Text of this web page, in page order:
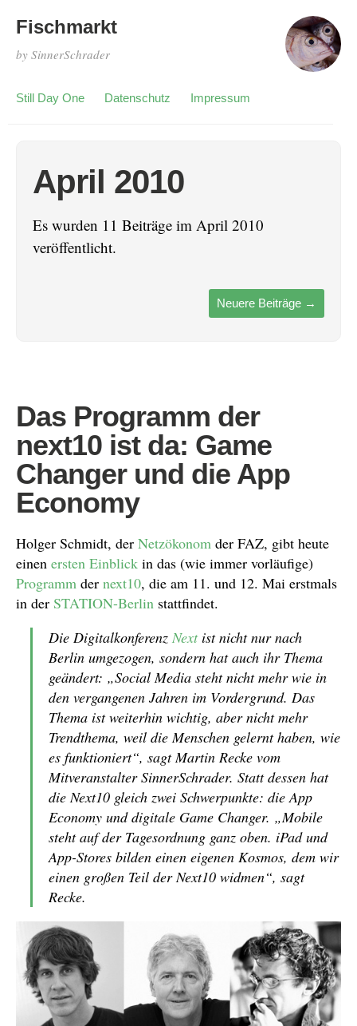
Fischmarkt
by SinnerSchrader
Still Day One Datenschutz Impressum
April 2010
Es wurden 11 Beiträge im April 2010
veröffentlicht.
Neuere Beiträge →
Das Programm der
next10 ist da: Game
Changer und die App
Economy
Holger Schmidt, der Netzökonom der FAZ, gibt heute
einen ersten Einblick in das (wie immer vorläufige)
Programm der next10, die am 11. und 12. Mai erstmals
in der STATION-Berlin stattfindet.
Die Digitalkonferenz Nextist nicht nur nach
Berlin umgezogen, sondern hat auch ihr Thema
geändert: „Social Media steht nicht mehr wie in
den vergangenen Jahren im Vordergrund. Das
Thema ist weiterhin wichtig, aber nicht mehr
Trendthema, weil die Menschen gelernt haben, wie
es funktioniert“, sagt Martin Recke vom
Mitveranstalter SinnerSchrader. Statt dessen hat
die Next10 gleich zwei Schwerpunkte: die App
Economy und digitale Game Changer. „Mobile
steht auf der Tagesordnung ganz oben. iPad und
App-Stores bilden einen eigenen Kosmos, dem wir
einen großen Teil der Next10 widmen“, sagt
Recke.